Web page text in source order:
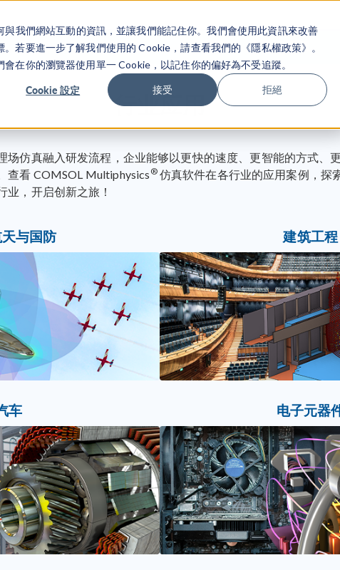
我們網站互動的資訊，並讓我們能記住你。我們會使用此資訊來改善
若要進一步了解我們使用的 Cookie，請查看我們的《隱私權政策》。
在你的瀏覽器使用單一 Cookie，以記住你的偏好為不受追蹤。
Cookie 設定 接受 拒絕
产品 行业应用
行业应用
场仿真融入研发流程，企业能够以更快的速度、更智能的方式、
查看 COMSOL Multiphysics ®仿真软件在各行业的应用案例，探
业，开启创新之旅！
与国防 建筑工程
车 电子元器